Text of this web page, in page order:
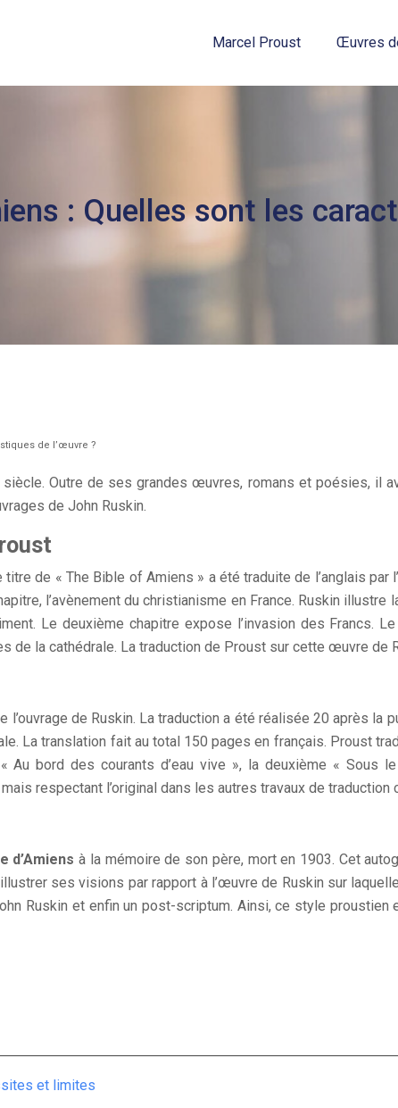
Marcel Proust Œuvres
: Quelles sont les
de l’œuvre ?
siècle. Outre de ses grandes œuvres, romans et poésies, il
de John Ruskin.
de « The Bible of Amiens » a été traduite de l’anglais
l’avènement du christianisme en France. Ruskin
Le deuxième chapitre expose l’invasion des Francs.
de la cathédrale. La traduction de Proust sur cette œuvre de
l’ouvrage de Ruskin. La traduction a été réalisée 20 après
La translation fait au total 150 pages en français. Proust
Au bord des courants d’eau vive », la deuxième « Sous
respectant l’original dans les autres travaux de traduction
d’Amiensà la mémoire de son père, mort en 1903. Cet
ses visions par rapport à l’œuvre de Ruskin sur
Ruskin et enfin un post-scriptum. Ainsi, ce style
et limites